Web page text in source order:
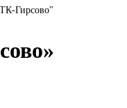
Гирсово"